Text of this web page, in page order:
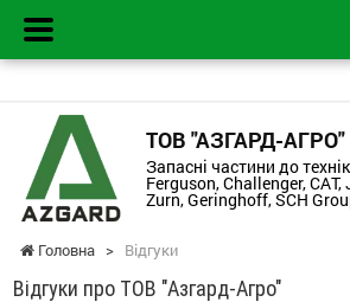
ТОВ "АЗГАРД-АГРО"
Запасні частини до
Ferguson, Challenger, CAT,
Zurn, Geringhoff, SCH
Головна > Відгуки
Відгуки про ТОВ "Азгард-Агро"